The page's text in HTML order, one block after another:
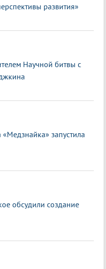
развития»
Научной битвы с
запустила
обсудили создание